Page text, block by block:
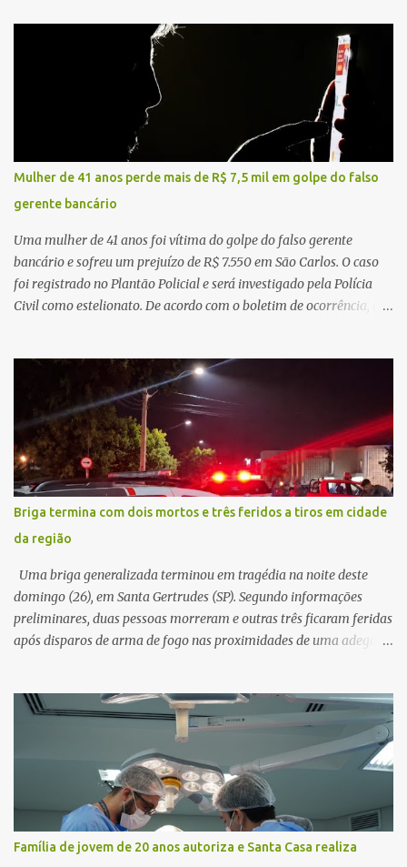
município, mas também de diversas cidades do entorno,
ampliando significativamente a responsabilidade da gestão sobre
o Sistema Único de Saúde (SUS). Nos últimos anos, o Governo
Federal tem ampliado investimentos destinados ao fortalecimento
da atenção básica, da infraestrutura hospitalar e da
regionalização dos serviços de saúde. Entretanto, em um cenário
de demandas crescentes e recursos necessariamente limitados, a
principal missão da gestão pública não é apenas investir mais,
mas decidir melhor onde investir para produzir o maior benefício
possível à população. Essa reflexão encontra respaldo tanto na
teoria da admini...
Mulher de 41 anos perde mais de R$ 7,5 mil em golpe do falso
gerente bancário
Uma mulher de 41 anos foi vítima do golpe do falso gerente
bancário e sofreu um prejuízo de R$ 7.550 em São Carlos. O caso
foi registrado no Plantão Policial e será investigado pela Polícia
Civil como estelionato. De acordo com o boletim de ocorrência, a
suspeito alegou que seria necessário atualizar o cadastro da conta
e passou a orientar a vítima sobre os procedimentos que deveriam
ser realizados. Dias depois, o golpista enviou um documento em
PDF simulando uma comunicação oficial da instituição financeira.
Na sequência, entrou em contato por telefone e encaminhou um
link, orientando a vítima a acessá-lo pelo computador para
concluir a suposta atualização cadastral. Após realizar o
procedimento, a conta bancária ficou bloqueada por algumas
horas. Sem conseguir acessar o sistema, a vítima tentou
novamente contato com o suposto gerente, mas não obteve
resposta. Na segunda-fe...
Briga termina com dois mortos e três feridos a tiros em cidade
da região
Uma briga generalizada terminou em tragédia na noite deste
domingo (26), em Santa Gertrudes (SP). Segundo informações
preliminares, duas pessoas morreram e outras três ficaram feridas
após disparos de arma de fogo nas proximidades de uma adega. O
começado dentro do estabelecimento e se estendido para a área
externa, quando dois homens armados passaram a efetuar
diversos disparos. Duas vítimas morreram ainda no local. Outras
três pessoas foram baleadas e socorridas. Até o momento, não
foram divulgadas informações oficiais sobre o estado de saúde dos
feridos. Equipes da Polícia Militar de Santa Gertrudes atenderam a
ocorrência e isolaram a área para o trabalho da perícia. Até a
última atualização, nenhum suspeito havia sido preso. A Polícia
Família de jovem de 20 anos autoriza e Santa Casa realiza